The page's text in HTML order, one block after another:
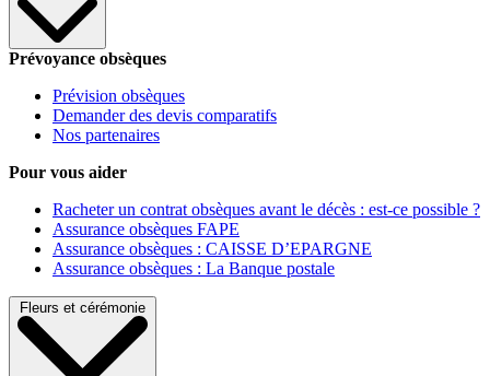
Prévoyance obsèques
Prévision obsèques
Demander des devis comparatifs
Nos partenaires
Pour vous aider
Racheter un contrat obsèques avant le décès : est-ce possible ?
Assurance obsèques FAPE
Assurance obsèques : CAISSE D’EPARGNE
Assurance obsèques : La Banque postale
Fleurs et cérémonie